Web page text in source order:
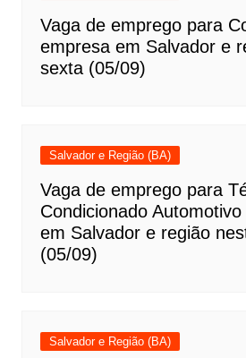
Vaga de emprego para
empresa em Salvador e
sexta (05/09)
Salvador e Região (BA)
Vaga de emprego para
Condicionado
em Salvador e região
(05/09)
Salvador e Região (BA)